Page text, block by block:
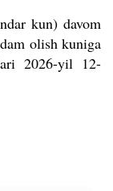
kun) davom
olish kuniga
2026-yil 12-